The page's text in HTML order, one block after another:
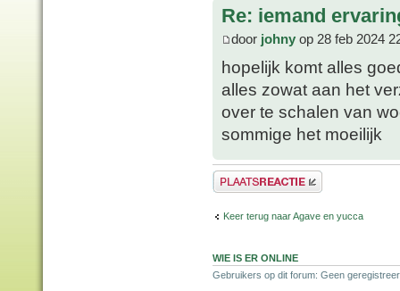
Re: iemand
door johny op 28 feb 2024
hopelijk komt alles
alles zowat aan het
over te schalen van
sommige het moeilijk
Plaats een reactie
Keer terug naar Agave en yucca
WIE IS ER ONLINE
Gebruikers op dit forum: Geen